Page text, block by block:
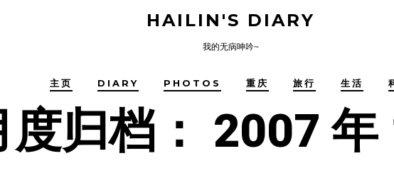
HAILIN'S DIARY
我的无病呻吟~
主页 DIARY PHOTOS 重庆 旅行 生活
归档： 2007 年